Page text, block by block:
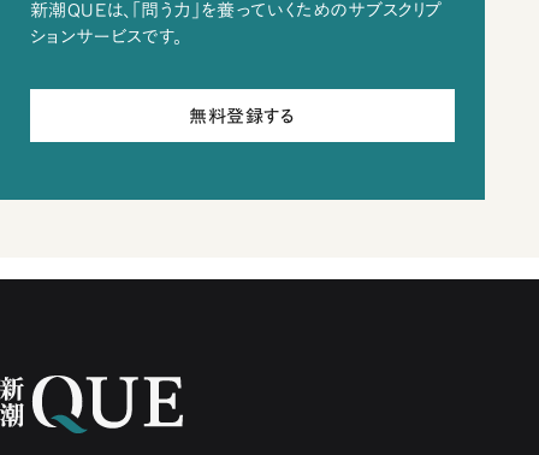
新潮QUEは、「問う力」を養っていくためのサブスクリプ
ションサービスです。
無料登録する